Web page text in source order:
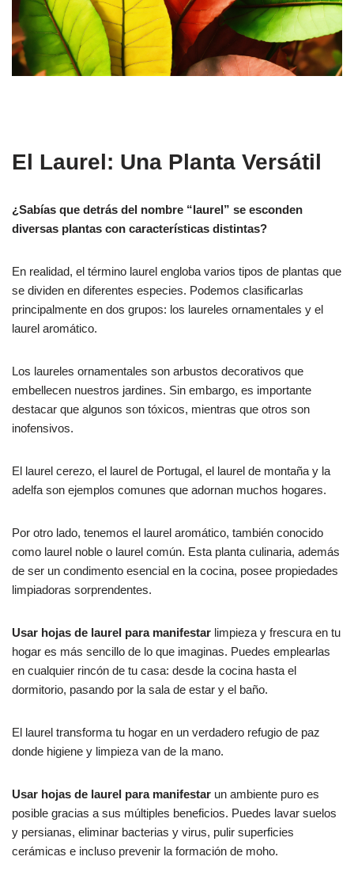
El Laurel: Una Planta Versátil
¿Sabías que detrás del nombre “laurel” se esconden
diversas plantas con características distintas?
En realidad, el término laurel engloba varios tipos de plantas que
se dividen en diferentes especies. Podemos clasificarlas
principalmente en dos grupos: los laureles ornamentales y el
laurel aromático.
Los laureles ornamentales son arbustos decorativos que
embellecen nuestros jardines. Sin embargo, es importante
destacar que algunos son tóxicos, mientras que otros son
inofensivos.
El laurel cerezo, el laurel de Portugal, el laurel de montaña y la
adelfa son ejemplos comunes que adornan muchos hogares.
Por otro lado, tenemos el laurel aromático, también conocido
como laurel noble o laurel común. Esta planta culinaria, además
de ser un condimento esencial en la cocina, posee propiedades
limpiadoras sorprendentes.
Usar hojas de laurel para manifestar limpieza y frescura en tu
hogar es más sencillo de lo que imaginas. Puedes emplearlas
en cualquier rincón de tu casa: desde la cocina hasta el
dormitorio, pasando por la sala de estar y el baño.
El laurel transforma tu hogar en un verdadero refugio de paz
donde higiene y limpieza van de la mano.
Usar hojas de laurel para manifestar un ambiente puro es
posible gracias a sus múltiples beneficios. Puedes lavar suelos
y persianas, eliminar bacterias y virus, pulir superficies
cerámicas e incluso prevenir la formación de moho.